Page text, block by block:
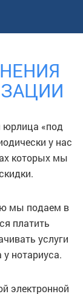
юрлица «под
у нас
которых мы
мы подаем в
платить
услуги
у нотариуса.
электронной